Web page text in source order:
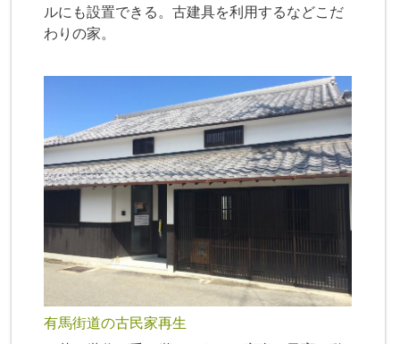
ルにも設置できる。古建具を利用するなどこだ
わりの家。
有馬街道の古民家再生